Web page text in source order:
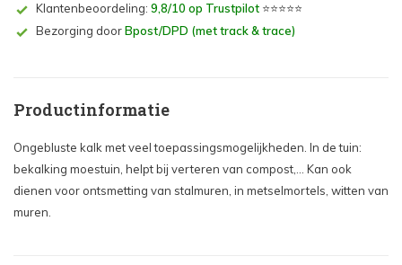
Klantenbeoordeling: 9,8/10 op Trustpilot ⭐⭐⭐⭐⭐
Bezorging doorBpost/DPD (met track & trace)
Productinformatie
Ongebluste kalk met veel toepassingsmogelijkheden. In de tuin:
bekalking moestuin, helpt bij verteren van compost,... Kan ook
dienen voor ontsmetting van stalmuren, in metselmortels, witten van
muren.